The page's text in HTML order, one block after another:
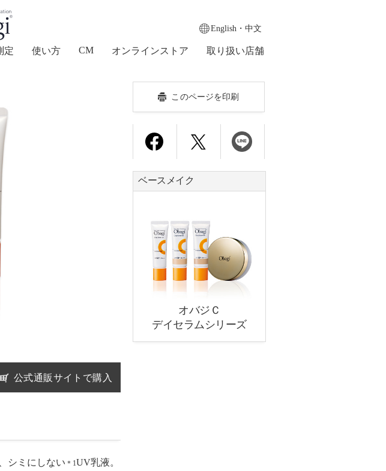
English・中文
定 使い方 CM オンラインストア 取り扱い店舗
公式通販サイトで購入
このページを印刷
ベースメイク
オバジＣ
デイセラムシリーズ
シミにしない ＊1UV乳液。